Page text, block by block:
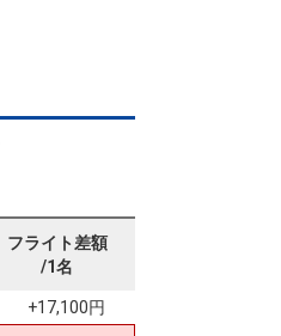
フライト差額
/1名
+0円
+17,100円